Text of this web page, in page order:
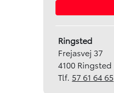
Ringsted
Frejasvej 37
4100 Ringsted
Tlf. 57 61 64 65